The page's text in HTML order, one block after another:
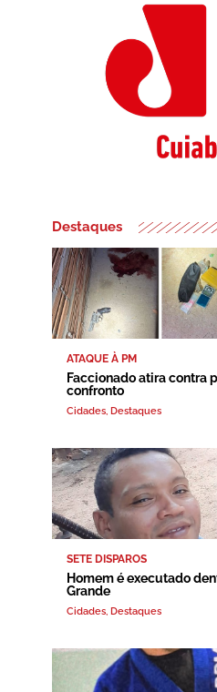
Destaques
ATAQUE À PM
Faccionado atira contra
confronto
Cidades, Destaques
SETE DISPAROS
Homem é executado
Grande
Cidades, Destaques